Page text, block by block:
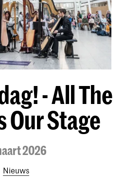
- All The
Our Stage
2026
Nieuws